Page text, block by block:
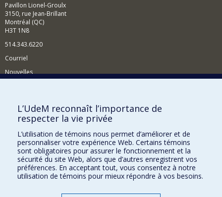
Pavillon Lionel-Groulx
3150, rue Jean-Brillant
Montréal (QC)
H3T 1N8
514.343.6220
Courriel
Nouvelles
Comment soutenir le Département?
BESOIN D'AIDE?
Plan du site
Signaler une erreur
Accessibilité
FACULTÉ DES ARTS ET DES SCIENCES
L’UdeM reconnaît l’importance de
respecter la vie privée
L’utilisation de témoins nous permet d’améliorer et de
personnaliser votre expérience Web. Certains témoins
sont obligatoires pour assurer le fonctionnement et la
sécurité du site Web, alors que d’autres enregistrent vos
préférences. En acceptant tout, vous consentez à notre
utilisation de témoins pour mieux répondre à vos besoins.